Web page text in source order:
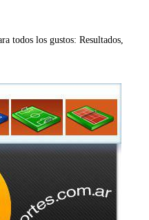
todos los gustos: Resultados,